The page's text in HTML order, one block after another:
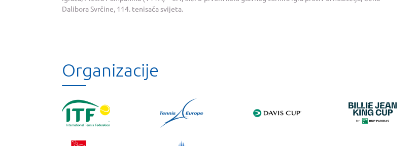
Dalibora Svrčine, 114. tenisača svijeta.
Organizacije